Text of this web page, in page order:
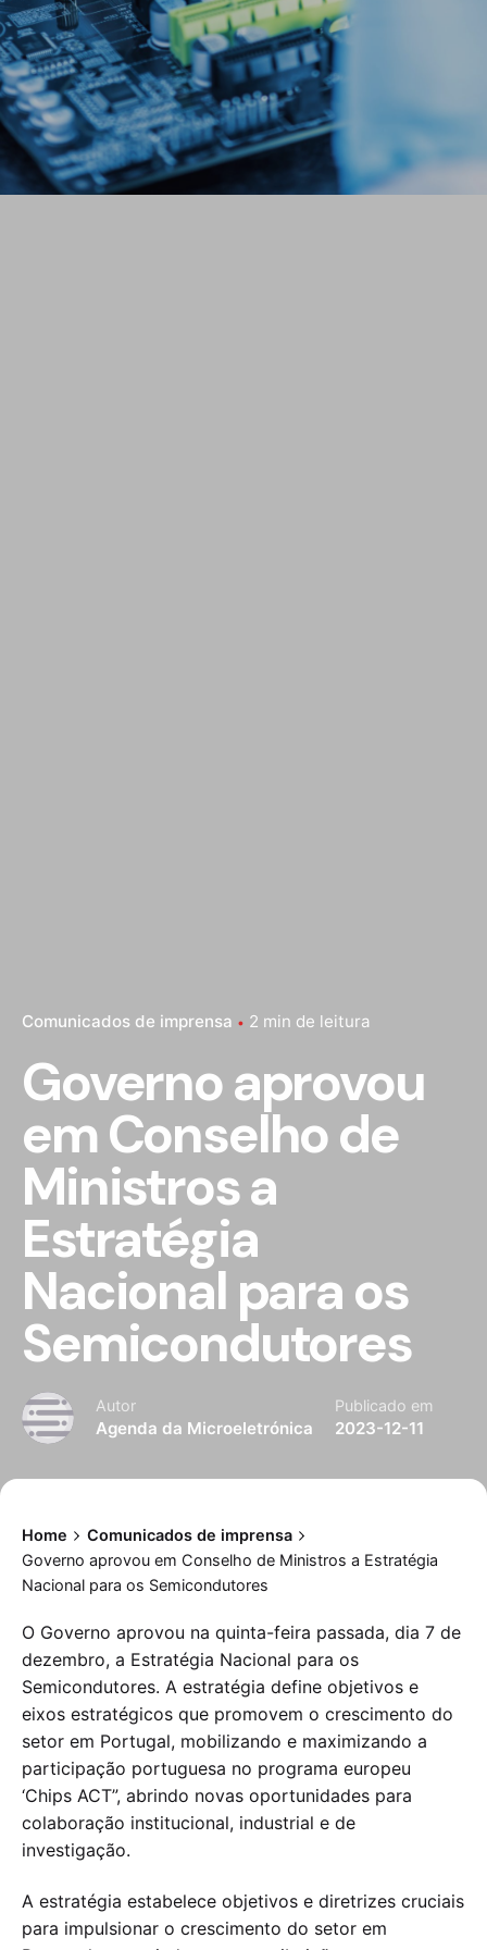
Comunicados de imprensa 2 min de leitura
Governo aprovou
em Conselho de
Ministros a
Estratégia
Nacional para os
Semicondutores
Autor
Agenda da Microeletrónica
Publicado em
2023-12-11
Home
Comunicados de imprensa
Governo aprovou em Conselho de Ministros a Estratégia
Nacional para os Semicondutores
O Governo aprovou na quinta-feira passada, dia 7 de
dezembro, a Estratégia Nacional para os
Semicondutores. A estratégia define objetivos e
eixos estratégicos que promovem o crescimento do
setor em Portugal, mobilizando e maximizando a
participação portuguesa no programa europeu
‘Chips ACT”, abrindo novas oportunidades para
colaboração institucional, industrial e de
investigação.
A estratégia estabelece objetivos e diretrizes cruciais
para impulsionar o crescimento do setor em